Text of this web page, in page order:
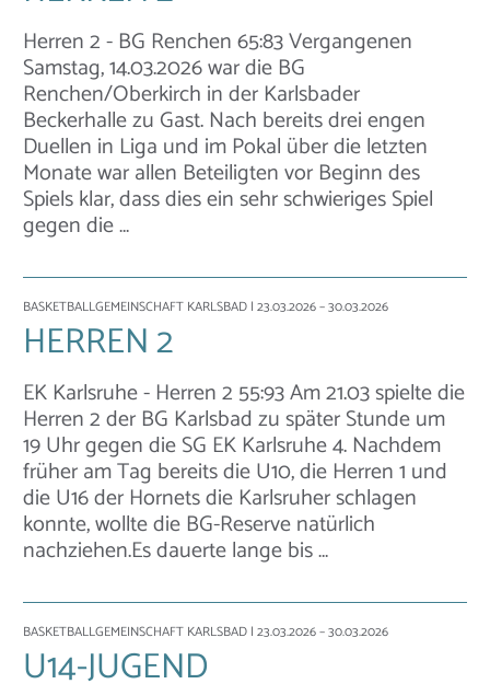
Herren 2 - BG Renchen 65:83 Vergangenen
Samstag, 14.03.2026 war die BG
Renchen/Oberkirch in der Karlsbader
Beckerhalle zu Gast. Nach bereits drei engen
Duellen in Liga und im Pokal über die letzten
Monate war allen Beteiligten vor Beginn des
Spiels klar, dass dies ein sehr schwieriges Spiel
gegen die …
BASKETBALLGEMEINSCHAFT KARLSBAD | 23.03.2026 – 30.03.2026
HERREN 2
EK Karlsruhe - Herren 2 55:93 Am 21.03 spielte die
Herren 2 der BG Karlsbad zu später Stunde um
19 Uhr gegen die SG EK Karlsruhe 4. Nachdem
früher am Tag bereits die U10, die Herren 1 und
die U16 der Hornets die Karlsruher schlagen
konnte, wollte die BG-Reserve natürlich
nachziehen.Es dauerte lange bis …
BASKETBALLGEMEINSCHAFT KARLSBAD | 23.03.2026 – 30.03.2026
U14-JUGEND